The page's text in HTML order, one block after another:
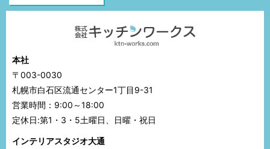
本社
〒003-0030
札幌市白石区流通センター1丁目9-31
営業時間：9:00～18:00
定休日:第1・3・5土曜日、日曜・祝日
インテリアスタジオ大通